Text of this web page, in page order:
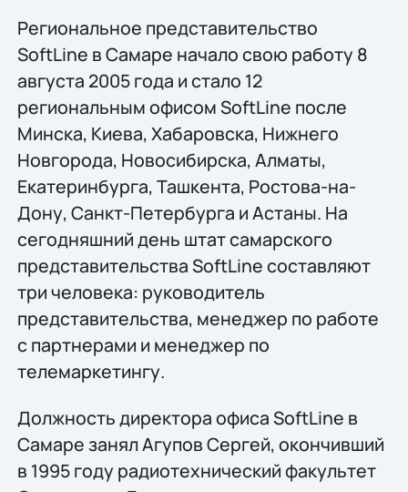
Региональное представительство
SoftLine в Самаре начало свою работу 8
августа 2005 года и стало 12
региональным офисом SoftLine после
Минска, Киева, Хабаровска, Нижнего
Новгорода, Новосибирска, Алматы,
Екатеринбурга, Ташкента, Ростова-на-
Дону, Санкт-Петербурга и Астаны. На
сегодняшний день штат самарского
представительства SoftLine составляют
три человека: руководитель
представительства, менеджер по работе
с партнерами и менеджер по
телемаркетингу.
Должность директора офиса SoftLine в
Самаре занял Агупов Сергей, окончивший
в 1995 году радиотехнический факультет